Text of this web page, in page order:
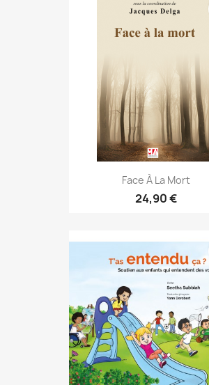
Face À La Mort
24,90 €